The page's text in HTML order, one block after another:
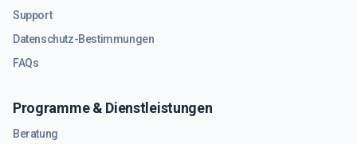
Support
Datenschutz-Bestimmungen
FAQs
Programme & Dienstleistungen
Beratung